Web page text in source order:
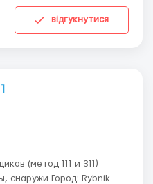
відгукнутися
(метод 111 и 311)
Rybnik